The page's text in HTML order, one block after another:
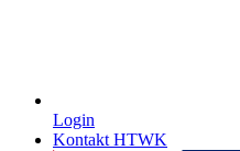
Login
Kontakt HTWK